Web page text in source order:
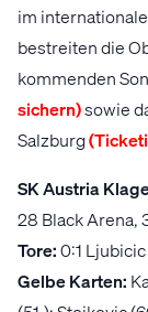
im
bestreiten die
kommenden
sichern)sowie
Salzburg
SK Austria
28 Black Arena,
Tore:0:1
Gelbe Karten: